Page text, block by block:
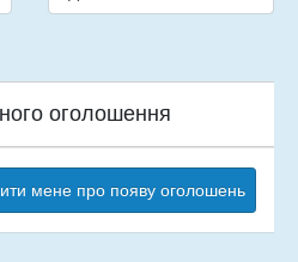
оголошення
мене про появу оголошень